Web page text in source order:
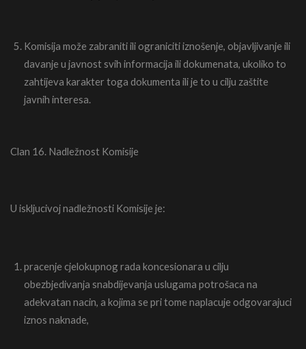
Komisija može zabraniti ili ograniciti iznošenje, objavljivanje ili
davanje u javnost svih informacija ili dokumenata, ukoliko to
zahtijeva karakter toga dokumenta ili je to u cilju zaštite
javnih interesa.
Clan 16. Nadležnost Komisije
U iskljucivoj nadležnosti Komisije je:
pracenje cjelokupnog rada koncesionara u cilju
obezbjedivanja snabdijevanja uslugama potrošaca na
adekvatan nacin, a kojima se pri tome naplacuje odgovarajuci
iznos naknade,